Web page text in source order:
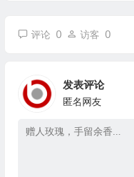
评论 0 访客 0
发表评论
匿名网友